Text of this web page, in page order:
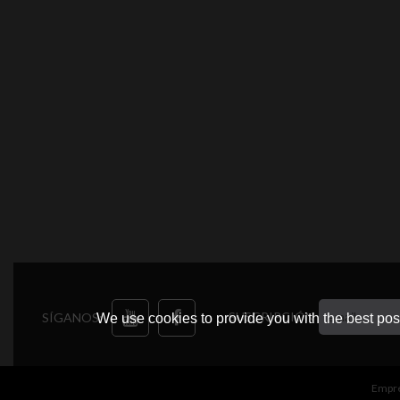
SÍGANOS: SUSCRIPCIÓN
We use cookies to provide you with the best